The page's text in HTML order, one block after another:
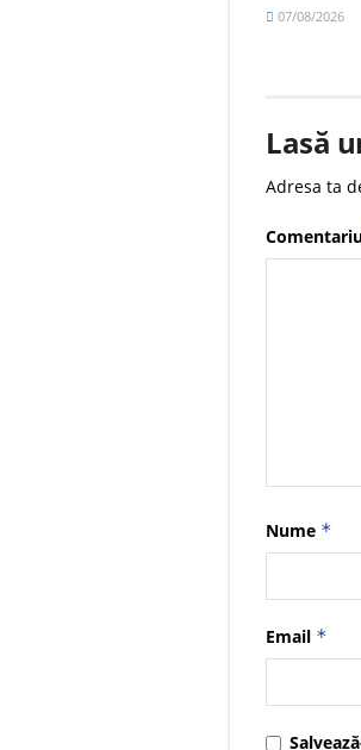
07/08/2026
Lasă
Adresa ta
Nume *
Email *